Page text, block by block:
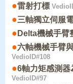
●雷射打標
●三軸獨立伺服
● Delta機械手臂
●六軸機械手臂
VedioID#108
●6軸力矩感測器
VedioID#97